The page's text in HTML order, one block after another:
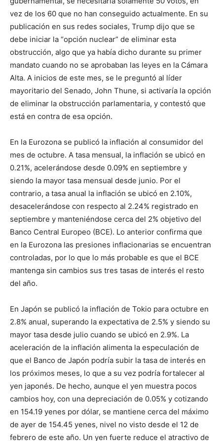
vez de los 60 que no han conseguido actualmente. En su
publicación en sus redes sociales, Trump dijo que se
debe iniciar la “opción nuclear” de eliminar esta
obstrucción, algo que ya había dicho durante su primer
mandato cuando no se aprobaban las leyes en la Cámara
Alta. A inicios de este mes, se le preguntó al líder
mayoritario del Senado, John Thune, si activaría la opción
de eliminar la obstrucción parlamentaria, y contestó que
está en contra de esa opción.
En la Eurozona se publicó la inflación al consumidor del
mes de octubre. A tasa mensual, la inflación se ubicó en
0.21%, acelerándose desde 0.09% en septiembre y
siendo la mayor tasa mensual desde junio. Por el
contrario, a tasa anual la inflación se ubicó en 2.10%,
desacelerándose con respecto al 2.24% registrado en
septiembre y manteniéndose cerca del 2% objetivo del
Banco Central Europeo (BCE). Lo anterior confirma que
en la Eurozona las presiones inflacionarias se encuentran
controladas, por lo que lo más probable es que el BCE
mantenga sin cambios sus tres tasas de interés el resto
del año.
En Japón se publicó la inflación de Tokio para octubre en
2.8% anual, superando la expectativa de 2.5% y siendo su
mayor tasa desde julio cuando se ubicó en 2.9%. La
aceleración de la inflación alimenta la especulación de
que el Banco de Japón podría subir la tasa de interés en
los próximos meses, lo que a su vez podría fortalecer al
yen japonés. De hecho, aunque el yen muestra pocos
cambios hoy, con una depreciación de 0.05% y cotizando
en 154.19 yenes por dólar, se mantiene cerca del máximo
de ayer de 154.45 yenes, nivel no visto desde el 12 de
febrero de este año. Un yen fuerte reduce el atractivo de